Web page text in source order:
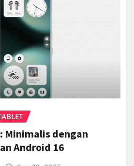
Minimalis dengan
Android 16